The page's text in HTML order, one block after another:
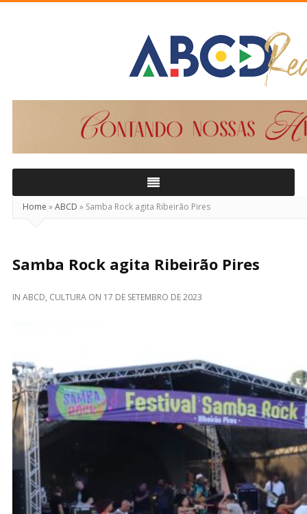
Home »ABCD » Samba Rock agita Ribeirão Pires
Samba Rock agita Ribeirão Pires
IN ABCD, CULTURA ON 17 DE SETEMBRO DE 2023